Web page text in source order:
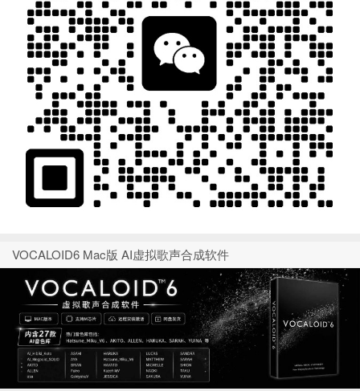
VOCALOID6 Mac版 AI虚拟歌声合成软件